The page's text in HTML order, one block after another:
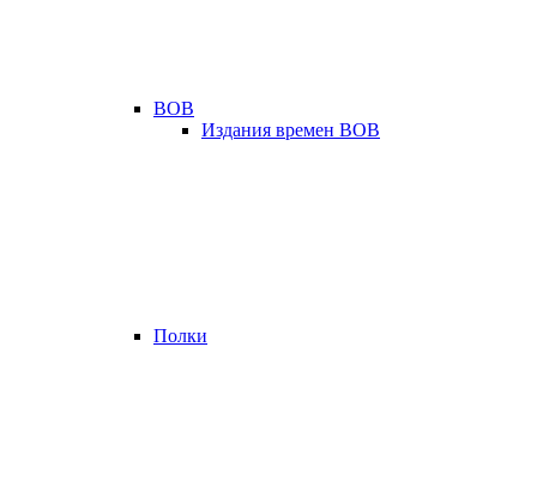
ВОВ
Издания времен ВОВ
Полки